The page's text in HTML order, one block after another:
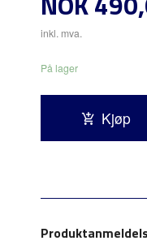
inkl. mva.
På lager
Kjøp